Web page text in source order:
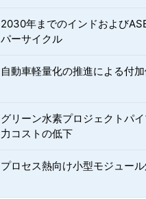
2030年までのインドおよび
パーサイクル
自動車軽量化の推進による付
グリーン水素プロジェクトパ
力コストの低下
プロセス熱向け小型モジュー